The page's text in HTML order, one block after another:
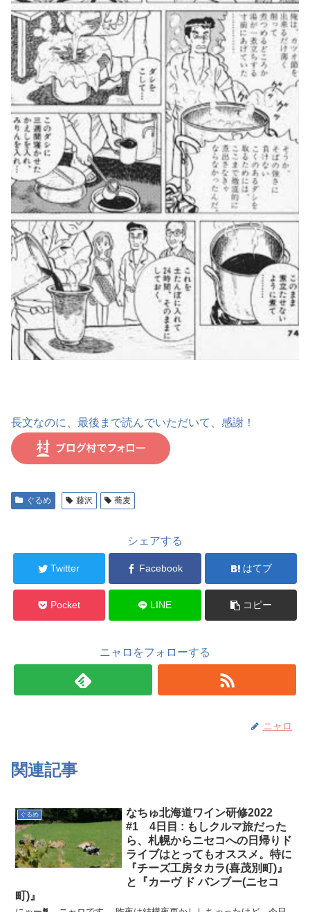
長文なのに、最後まで読んでいただいて、感謝！
ぐるめ 藤沢 蕎麦
シェアする
Twitter Facebook はてブ
Pocket LINE コピー
ニャロをフォローする
ニャロ
関連記事
ぐるめ
なちゅ北海道ワイン研修2022
#1 4日目 : もしクルマ旅だった
ら、札幌からニセコへの日帰りド
ライブはとってもオススメ。特に
『チーズ工房タカラ(喜茂別町)』
と『カーヴ ド バンブー(ニセコ
町)』